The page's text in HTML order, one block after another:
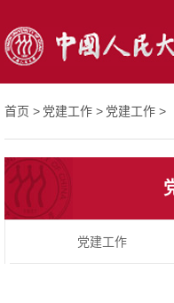
首页 > 党建工作 > 党建工作 >
党建工作